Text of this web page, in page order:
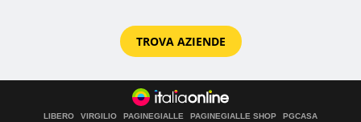
TROVA AZIENDE
LIBERO VIRGILIO PAGINEGIALLE PAGINEGIALLE SHOP
PGCASA